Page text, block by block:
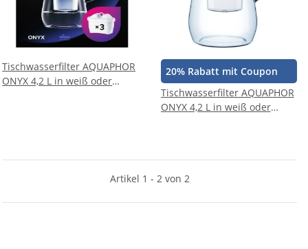
Tischwasserfilter AQUAPHOR
ONYX 4,2 L in weiß oder
20% Rabatt mit Coupon
Tischwasserfilter AQUAPHOR
ONYX 4,2 L in weiß oder
Artikel 1 - 2 von 2